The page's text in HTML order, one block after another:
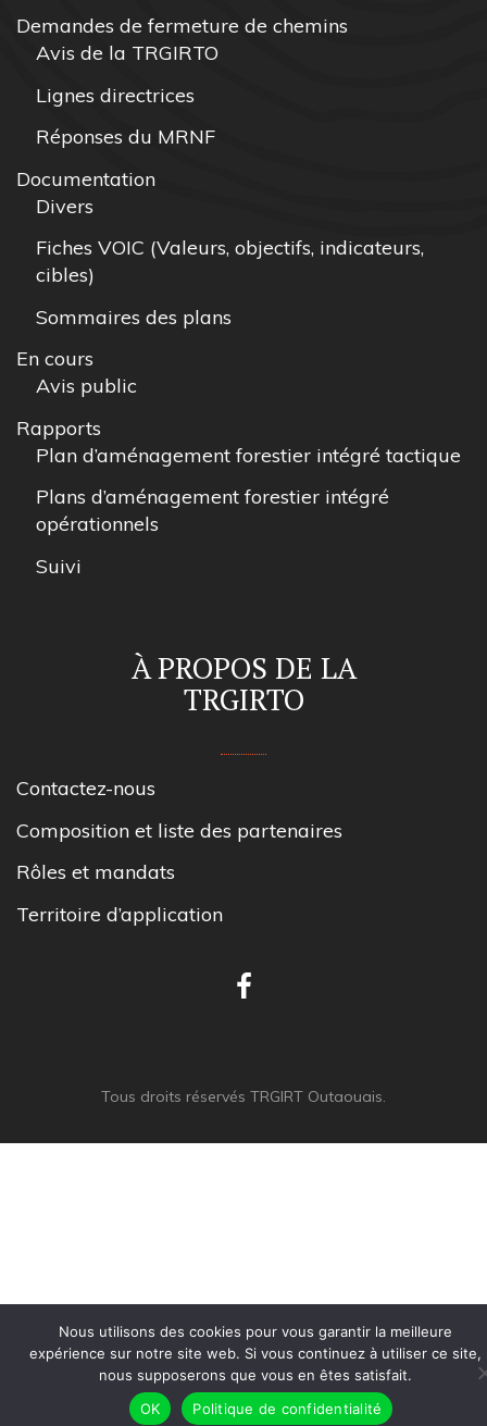
Demandes de fermeture de chemins
Avis de la TRGIRTO
Lignes directrices
Réponses du MRNF
Documentation
Divers
Fiches VOIC (Valeurs, objectifs, indicateurs,
cibles)
Sommaires des plans
En cours
Avis public
Rapports
Plan d’aménagement forestier intégré tactique
Plans d’aménagement forestier intégré
opérationnels
Suivi
À PROPOS DE LA
TRGIRTO
Contactez-nous
Composition et liste des partenaires
Rôles et mandats
Territoire d’application
Tous droits réservés TRGIRT Outaouais.
Nous utilisons des cookies pour vous garantir la meilleure
expérience sur notre site web. Si vous continuez à utiliser ce site,
nous supposerons que vous en êtes satisfait.
OK
Politique de confidentialité